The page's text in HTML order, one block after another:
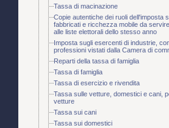
Tassa di macinazione
Copie autentiche dei ruoli dell'imposta
fabbricati e ricchezza mobile da
alle liste elettorali dello stesso anno
Imposta sugli esercenti di industrie,
professioni vistati dalla Camera di
Reparti della tassa di famiglia
Tassa di famiglia
Tassa di esercizio e rivendita
Tassa sulle vetture, domestici e cani,
vetture
Tassa sui cani
Tassa sui domestici